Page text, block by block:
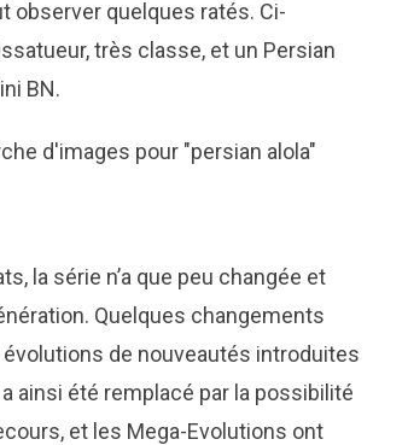
observer quelques ratés. Ci-
très classe, et un Persian
BN.
la série n’a que peu changée et
Quelques changements
de nouveautés introduites
ainsi été remplacé par la possibilité
et les Mega-Evolutions ont